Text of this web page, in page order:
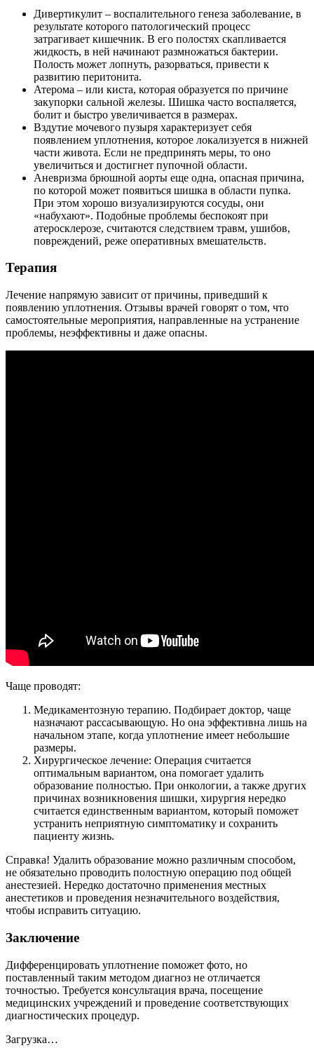
Дивертикулит – воспалительного генеза заболевание, в
результате которого патологический процесс
затрагивает кишечник. В его полостях скапливается
жидкость, в ней начинают размножаться бактерии.
Полость может лопнуть, разорваться, привести к
развитию перитонита.
Атерома – или киста, которая образуется по причине
закупорки сальной железы. Шишка часто воспаляется,
болит и быстро увеличивается в размерах.
Вздутие мочевого пузыря характеризует себя
появлением уплотнения, которое локализуется в нижней
части живота. Если не предпринять меры, то оно
увеличиться и достигнет пупочной области.
Аневризма брюшной аорты еще одна, опасная причина,
по которой может появиться шишка в области пупка.
При этом хорошо визуализируются сосуды, они
«набухают». Подобные проблемы беспокоят при
атеросклерозе, считаются следствием травм, ушибов,
повреждений, реже оперативных вмешательств.
Терапия
Лечение напрямую зависит от причины, приведший к
появлению уплотнения. Отзывы врачей говорят о том, что
самостоятельные мероприятия, направленные на устранение
проблемы, неэффективны и даже опасны.
Чаще проводят:
Медикаментозную терапию. Подбирает доктор, чаще
назначают рассасывающую. Но она эффективна лишь на
начальном этапе, когда уплотнение имеет небольшие
размеры.
Хирургическое лечение: Операция считается
оптимальным вариантом, она помогает удалить
образование полностью. При онкологии, а также других
причинах возникновения шишки, хирургия нередко
считается единственным вариантом, который поможет
устранить неприятную симптоматику и сохранить
пациенту жизнь.
Справка! Удалить образование можно различным способом,
не обязательно проводить полостную операцию под общей
анестезией. Нередко достаточно применения местных
анестетиков и проведения незначительного воздействия,
чтобы исправить ситуацию.
Заключение
Дифференцировать уплотнение поможет фото, но
поставленный таким методом диагноз не отличается
точностью. Требуется консультация врача, посещение
медицинских учреждений и проведение соответствующих
диагностических процедур.
Загрузка…